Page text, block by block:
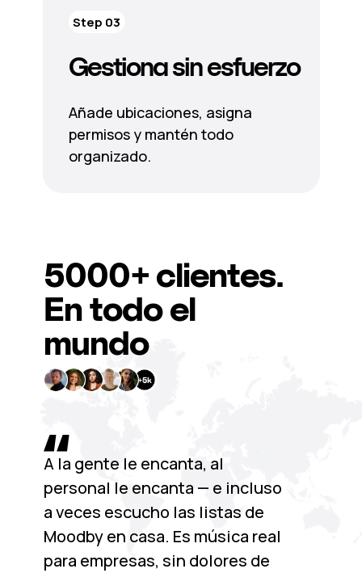
Gestiona sin esfuerzo
Añade ubicaciones, asigna
permisos y mantén todo
organizado.
Step 03
A la gente le encanta, al
personal le encanta — e incluso
a veces escucho las listas de
Moodby en casa. Es música real
para empresas, sin dolores de
5000+ clientes.
En todo el
mundo